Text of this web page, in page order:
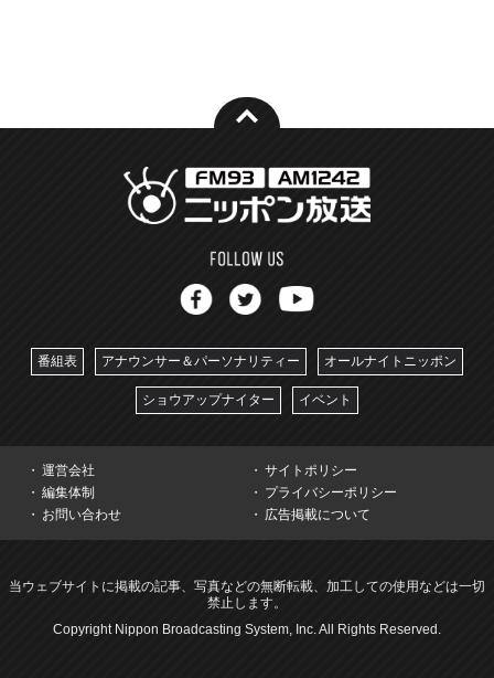
番組表 アナウンサー＆パーソナリティー オールナイトニッポン
ショウアップナイター イベント
運営会社
サイトポリシー
編集体制
プライバシーポリシー
お問い合わせ
広告掲載について
当ウェブサイトに掲載の記事、写真などの無断転載、加工しての使用などは一切
禁止します。
Copyright Nippon Broadcasting System, Inc. All Rights Reserved.